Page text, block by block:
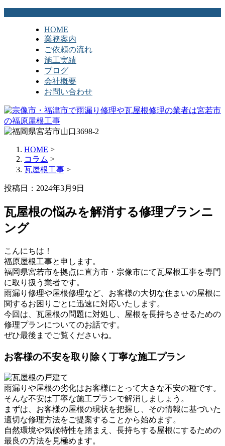
HOME
業務案内
ご依頼の流れ
施工実績
ブログ
会社概要
お問い合わせ
HOME >
コラム >
瓦屋根工事 >
投稿日：2024年3月9日
瓦屋根の悩みを解消する修理プランニ
ング
こんにちは！
福原屋根工事と申します。
福岡県宮若市を拠点に直方市・宗像市にて瓦屋根工事を専門
に取り扱う業者です。
雨漏り修理や屋根修理など、お客様の大切な住まいの屋根に
関するお困りごとに迅速に対応いたします。
今回は、瓦屋根の問題に対処し、屋根を長持ちさせるための
修理プランについてのお話です。
ぜひ最後までご覧くださいね。
お客様の不安を取り除く丁寧な施工プラン
雨漏りや屋根の劣化はお客様にとって大きな不安の種です。
そんな不安は丁寧な施工プランで解消しましょう。
まずは、お客様の屋根の現状を把握し、その情報に基づいた
適切な修理方法をご提案することから始めます。
自然環境や気候特性を踏まえ、長持ちする屋根にするための
最良の方法を見極めます。